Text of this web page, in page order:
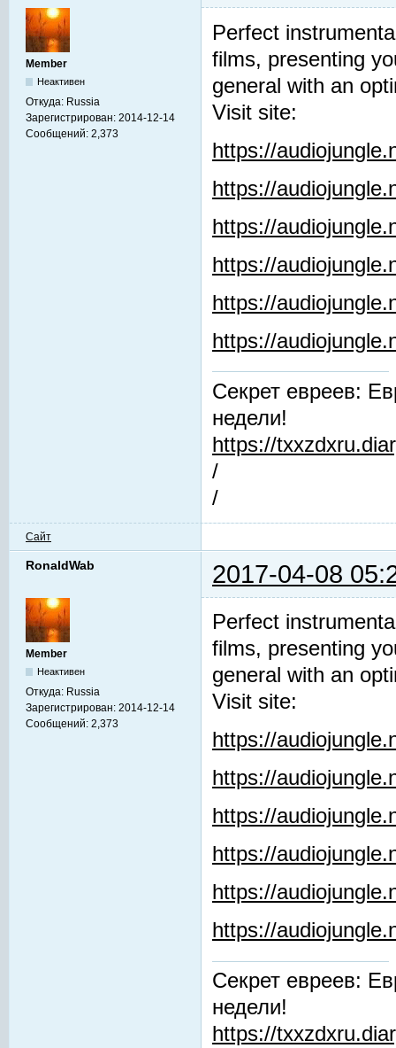
Member
Неактивен
Откуда: Russia
Зарегистрирован: 2014-12-14
Сообщений: 2,373
Perfect
films, presenting
general with an
Visit site:
https://
https://
https://
https://
https://
https://
Секрет евреев:
недели!
https://
/
/
Сайт
RonaldWab 2017-04-08
Member
Неактивен
Откуда: Russia
Зарегистрирован: 2014-12-14
Сообщений: 2,373
Perfect
films, presenting
general with an
Visit site:
https://
https://
https://
https://
https://
https://
Секрет евреев:
недели!
https://